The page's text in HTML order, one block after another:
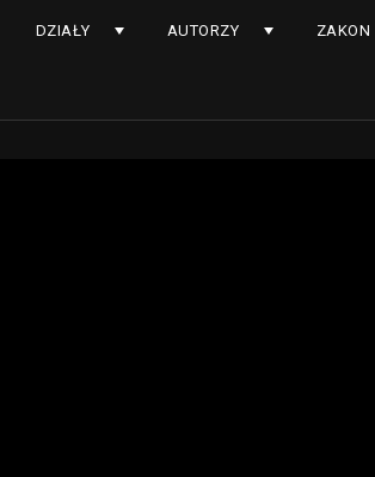
DZIAŁY AUTORZY ZAKON